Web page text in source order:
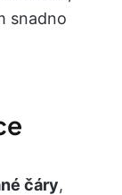
snadno
čáry,